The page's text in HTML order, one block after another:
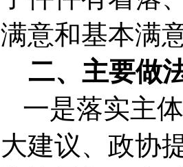
满意和基本满
二、主要做
一是落实主
大建议、政协